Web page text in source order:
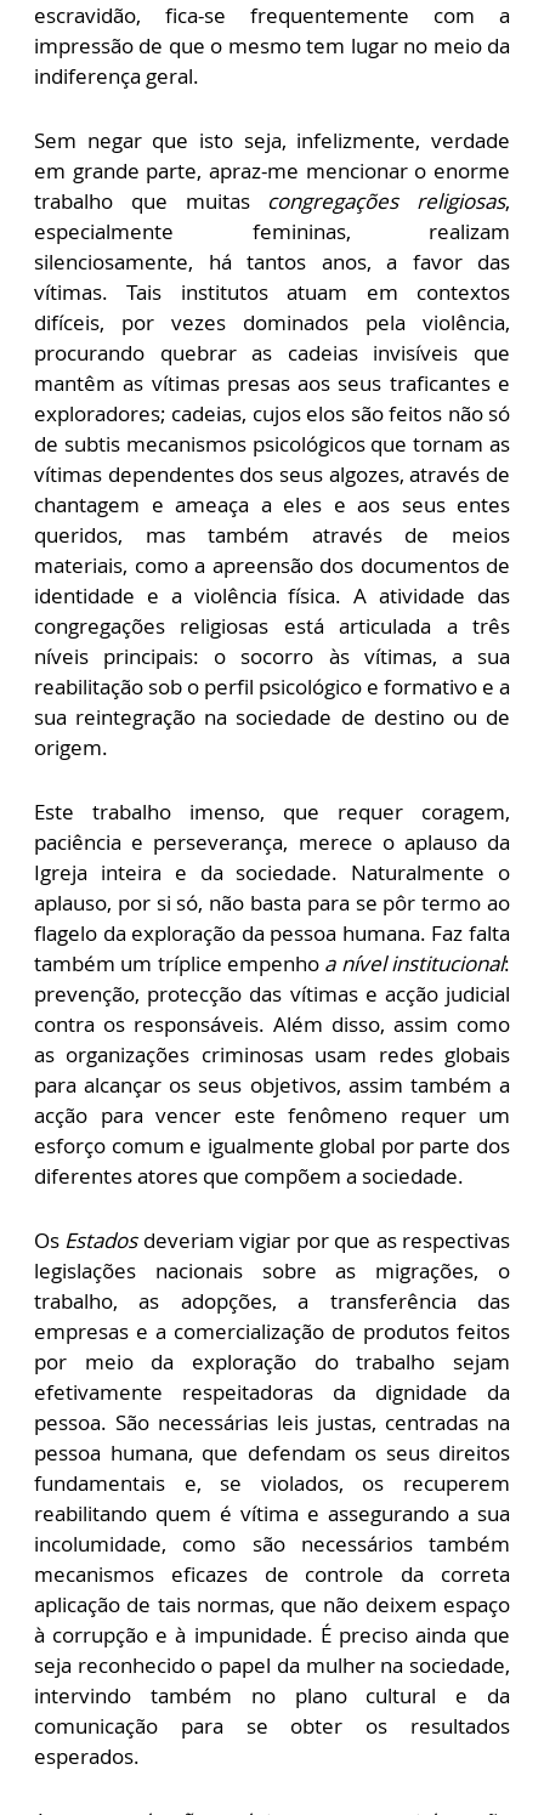
escravidão, fica-se frequentemente com a
impressão de que o mesmo tem lugar no meio da
indiferença geral.
Sem negar que isto seja, infelizmente, verdade
em grande parte, apraz-me mencionar o enorme
trabalho que muitas congregações religiosas,
especialmente femininas, realizam
silenciosamente, há tantos anos, a favor das
vítimas. Tais institutos atuam em contextos
difíceis, por vezes dominados pela violência,
procurando quebrar as cadeias invisíveis que
mantêm as vítimas presas aos seus traficantes e
exploradores; cadeias, cujos elos são feitos não só
de subtis mecanismos psicológicos que tornam as
vítimas dependentes dos seus algozes, através de
chantagem e ameaça a eles e aos seus entes
queridos, mas também através de meios
materiais, como a apreensão dos documentos de
identidade e a violência física. A atividade das
congregações religiosas está articulada a três
níveis principais: o socorro às vítimas, a sua
reabilitação sob o perfil psicológico e formativo e a
sua reintegração na sociedade de destino ou de
origem.
Este trabalho imenso, que requer coragem,
paciência e perseverança, merece o aplauso da
Igreja inteira e da sociedade. Naturalmente o
aplauso, por si só, não basta para se pôr termo ao
flagelo da exploração da pessoa humana. Faz falta
também um tríplice empenho a nível institucional:
prevenção, protecção das vítimas e acção judicial
contra os responsáveis. Além disso, assim como
as organizações criminosas usam redes globais
para alcançar os seus objetivos, assim também a
acção para vencer este fenômeno requer um
esforço comum e igualmente global por parte dos
diferentes atores que compõem a sociedade.
Os Estadosdeveriam vigiar por que as respectivas
legislações nacionais sobre as migrações, o
trabalho, as adopções, a transferência das
empresas e a comercialização de produtos feitos
por meio da exploração do trabalho sejam
efetivamente respeitadoras da dignidade da
pessoa. São necessárias leis justas, centradas na
pessoa humana, que defendam os seus direitos
fundamentais e, se violados, os recuperem
reabilitando quem é vítima e assegurando a sua
incolumidade, como são necessários também
mecanismos eficazes de controle da correta
aplicação de tais normas, que não deixem espaço
à corrupção e à impunidade. É preciso ainda que
seja reconhecido o papel da mulher na sociedade,
intervindo também no plano cultural e da
comunicação para se obter os resultados
esperados.